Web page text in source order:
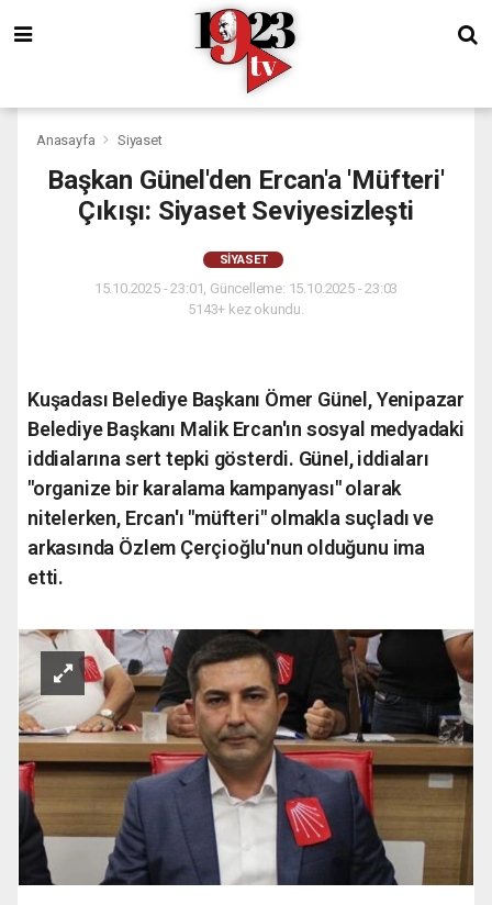
Anasayfa Siyaset
Başkan Günel'den Ercan'a 'Müfteri'
Çıkışı: Siyaset Seviyesizleşti
SIYASET
15.10.2025 - 23:01, Güncelleme: 15.10.2025 - 23:03
5143+ kez okundu.
Kuşadası Belediye Başkanı Ömer Günel, Yenipazar
Belediye Başkanı Malik Ercan'ın sosyal medyadaki
iddialarına sert tepki gösterdi. Günel, iddiaları
"organize bir karalama kampanyası" olarak
nitelerken, Ercan'ı "müfteri" olmakla suçladı ve
arkasında Özlem Çerçioğlu'nun olduğunu ima
etti.